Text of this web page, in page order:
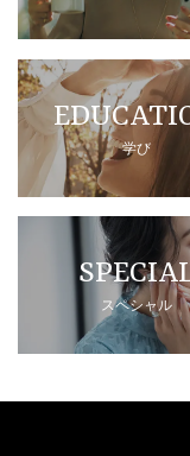
学び
スペシャル